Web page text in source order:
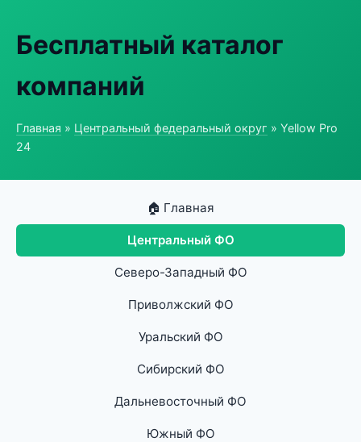
Бесплатный каталог
компаний
Главная » Центральный федеральный округ » Yellow Pro
24
🏠 Главная
Центральный ФО
Северо-Западный ФО
Приволжский ФО
Уральский ФО
Сибирский ФО
Дальневосточный ФО
Южный ФО